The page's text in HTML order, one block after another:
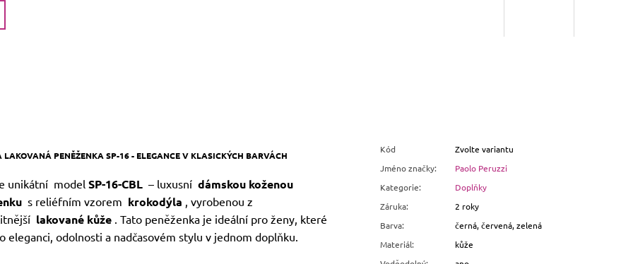
LAKOVANÁ PENĚŽENKA SP-16 - ELEGANCE V KLASICKÝCH BARVÁCH
unikátní modelSP-16-CBL – luxusní dámskou koženou
s reliéfním vzorem krokodýla , vyrobenou z
lakované kůže. Tato peněženka je ideální pro ženy, které
eleganci, odolnosti a nadčasovém stylu v jednom doplňku.
Kód
Zvolte variantu
Jméno značky:
Paolo Peruzzi
Kategorie:
Doplňky
Záruka:
2 roky
Barva:
černá, červená, zelená
Materiál:
kůže